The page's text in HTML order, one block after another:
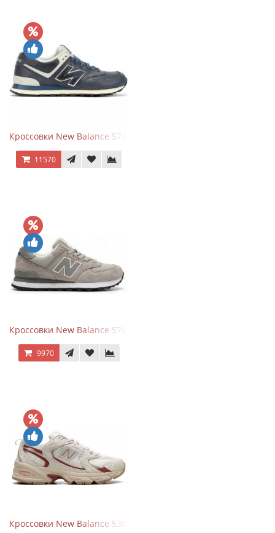
Кроссовки New Balance 574 Classic Blue White Leather
11570
Кроссовки New Balance 574 Silver Summer Fog
9970
Кроссовки New Balance 530 Festival Pack Clay